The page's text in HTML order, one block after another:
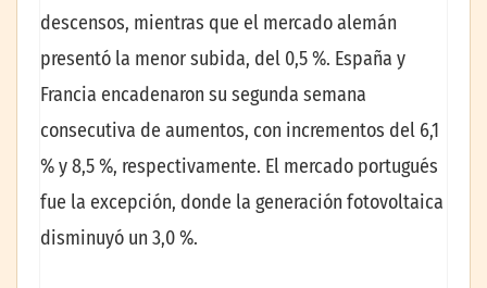
descensos, mientras que el mercado alemán
presentó la menor subida, del 0,5 %. España y
Francia encadenaron su segunda semana
consecutiva de aumentos, con incrementos del 6,1
% y 8,5 %, respectivamente. El mercado portugués
fue la excepción, donde la generación fotovoltaica
disminuyó un 3,0 %.